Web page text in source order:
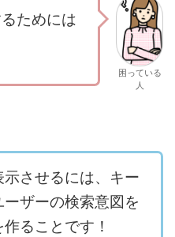
ためには
困っている
人
させるには、キー
ザーの検索意図を
ることです！